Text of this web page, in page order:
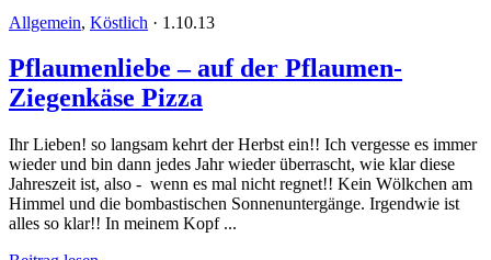
Allgemein, Köstlich · 1.10.13
Pflaumenliebe – auf der Pflaumen-
Ziegenkäse Pizza
Ihr Lieben! so langsam kehrt der Herbst ein!! Ich vergesse es immer
wieder und bin dann jedes Jahr wieder überrascht, wie klar diese
Jahreszeit ist, also - wenn es mal nicht regnet!! Kein Wölkchen am
Himmel und die bombastischen Sonnenuntergänge. Irgendwie ist
alles so klar!! In meinem Kopf ...